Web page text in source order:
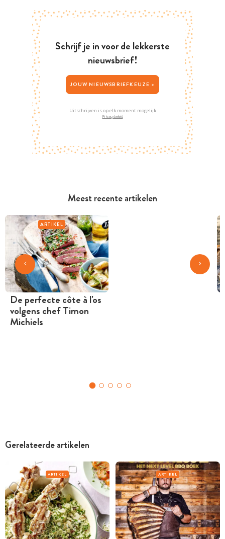
Meest recente artikelen
ARTIKEL
De perfecte côte à l'os
volgens chef Timon
Michiels
Schrijf je in voor de lekkerste
nieuwsbrief!
JOUW NIEUWSBRIEFKEUZE >
Uitschrijven is op elk moment mogelijk
Privacybeleid
Gerelateerde artikelen
ARTIKEL ARTIKEL